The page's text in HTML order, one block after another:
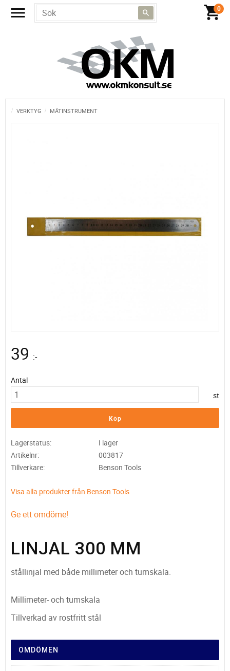
VERKTYG MÄTINSTRUMENT
39 :-
Antal
st
Köp
Lagerstatus
I lager
Artikelnr
003817
Tillverkare
Benson Tools
Visa alla produkter från Benson Tools
Ge ett omdöme!
LINJAL 300 MM
stållinjal med både millimeter och tumskala.
Millimeter- och tumskala
Tillverkad av rostfritt stål
OMDÖMEN